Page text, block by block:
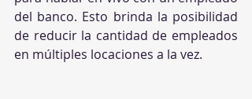
del banco. Esto brinda la posibilidad
de reducir la cantidad de empleados
en múltiples locaciones a la vez.